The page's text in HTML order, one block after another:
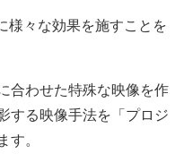
様々な効果を施すことを
合わせた特殊な映像を作
する映像手法を「プロジ
。